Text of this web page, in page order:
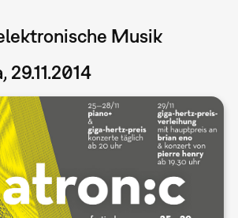
Musik
29.11.2014